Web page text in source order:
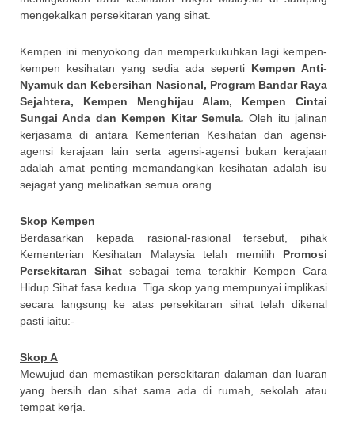
mengekalkan persekitaran yang sihat.
Kempen ini menyokong dan memperkukuhkan lagi kempen-
kempen kesihatan yang sedia ada seperti Kempen Anti-
Nyamuk dan Kebersihan Nasional, Program Bandar Raya
Sejahtera, Kempen Menghijau Alam, Kempen Cintai
Sungai Anda dan Kempen Kitar Semula. Oleh itu jalinan
kerjasama di antara Kementerian Kesihatan dan agensi-
agensi kerajaan lain serta agensi-agensi bukan kerajaan
adalah amat penting memandangkan kesihatan adalah isu
sejagat yang melibatkan semua orang.
Skop Kempen
Berdasarkan kepada rasional-rasional tersebut, pihak
Kementerian Kesihatan Malaysia telah memilih Promosi
Persekitaran Sihat sebagai tema terakhir Kempen Cara
Hidup Sihat fasa kedua. Tiga skop yang mempunyai implikasi
secara langsung ke atas persekitaran sihat telah dikenal
pasti iaitu:-
Skop A
Mewujud dan memastikan persekitaran dalaman dan luaran
yang bersih dan sihat sama ada di rumah, sekolah atau
tempat kerja.